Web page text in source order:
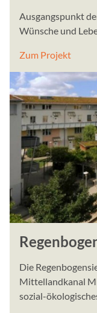
Die
Mittellandkanal
sozial-
Ausgangspunkt
Wünsche und
Zum Projekt